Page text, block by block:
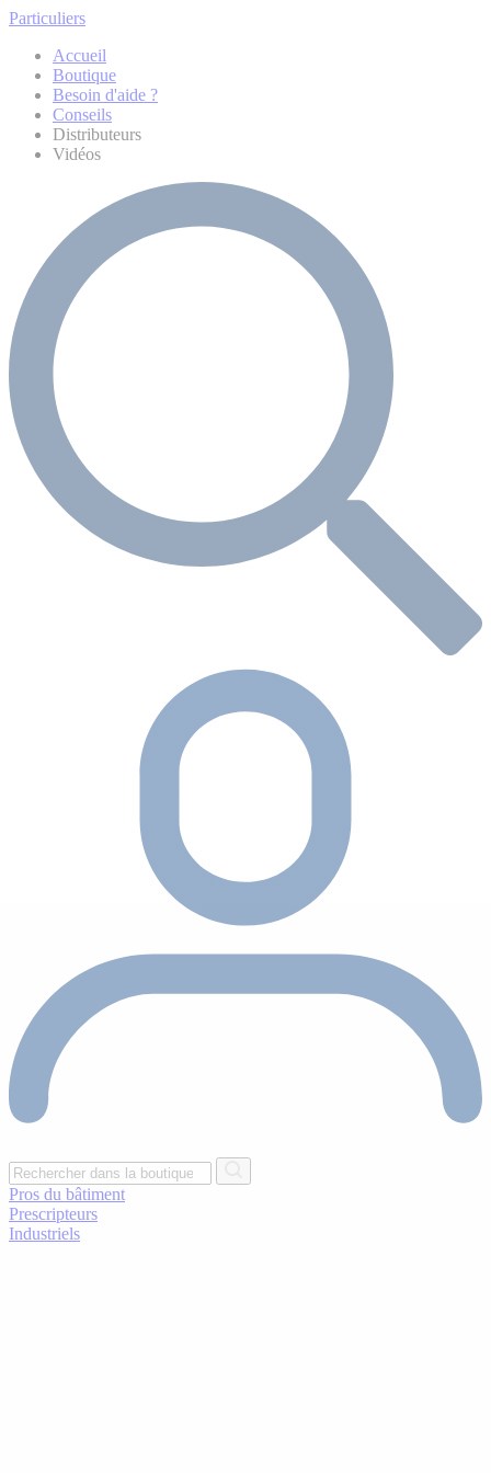
Particuliers
Accueil
Boutique
Besoin d'aide ?
Conseils
Distributeurs
Vidéos
Pros du bâtiment
Prescripteurs
Industriels